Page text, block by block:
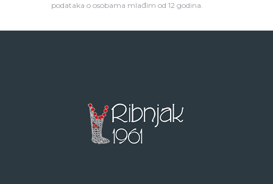
podataka o osobama mlađim od 12 godina.